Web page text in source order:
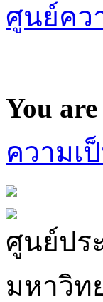
ศูนย์คว
You
ความเ
ศูนย์ปร
มหาวิท